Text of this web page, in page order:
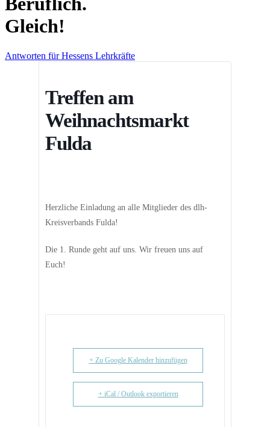
Gleich!
Antworten für Hessens Lehrkräfte
Treffen am
Weihnachtsmarkt
Fulda
Herzliche Einladung an alle Mitglieder des dlh-
Kreisverbands Fulda!
Die 1. Runde geht auf uns. Wir freuen uns auf
Euch!
+ Zu Google Kalender hinzufügen
+ iCal / Outlook exportieren